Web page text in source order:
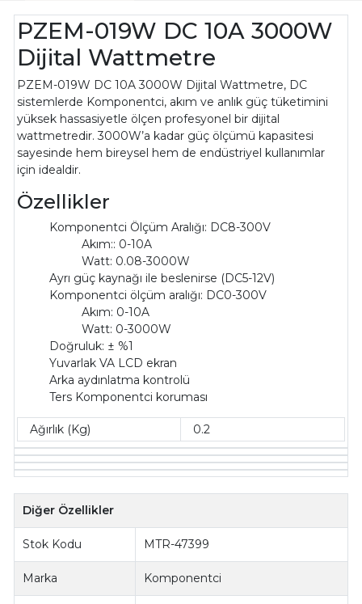
PZEM-019W DC 10A 3000W
Dijital Wattmetre
PZEM-019W DC 10A 3000W Dijital Wattmetre, DC
sistemlerde Komponentci, akım ve anlık güç tüketimini
yüksek hassasiyetle ölçen profesyonel bir dijital
wattmetredir. 3000W’a kadar güç ölçümü kapasitesi
sayesinde hem bireysel hem de endüstriyel kullanımlar
için idealdir.
Özellikler
Komponentci Ölçüm Aralığı: DC8-300V
Akım:: 0-10A
Watt: 0.08-3000W
Ayrı güç kaynağı ile beslenirse (DC5-12V)
Komponentci ölçüm aralığı: DC0-300V
Akım: 0-10A
Watt: 0-3000W
Doğruluk: ± %1
Yuvarlak VA LCD ekran
Arka aydınlatma kontrolü
Ters Komponentci koruması
Ağırlık (Kg) 0.2
Diğer Özellikler
Stok Kodu MTR-47399
Marka Komponentci